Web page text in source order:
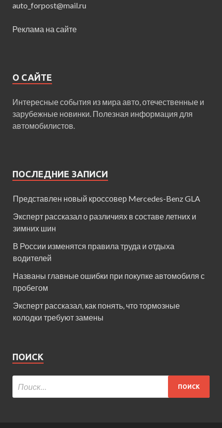
auto_forpost@mail.ru
Реклама на сайте
О САЙТЕ
Интересные события из мира авто, отечественные и
зарубежные новинки. Полезная информация для
автомобилистов.
ПОСЛЕДНИЕ ЗАПИСИ
Представлен новый кроссовер Mercedes-Benz GLA
Эксперт рассказал о различиях в составе летних и
зимних шин
В России изменятся правила труда и отдыха
водителей
Названы главные ошибки при покупке автомобиля с
пробегом
Эксперт рассказал, как понять, что тормозные
колодки требуют замены
ПОИСК